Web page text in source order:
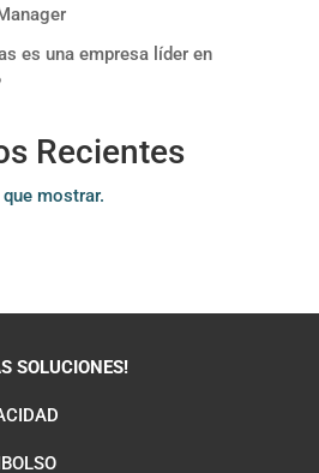
es una empresa líder en
Recientes
mostrar.
SOLUCIONES!